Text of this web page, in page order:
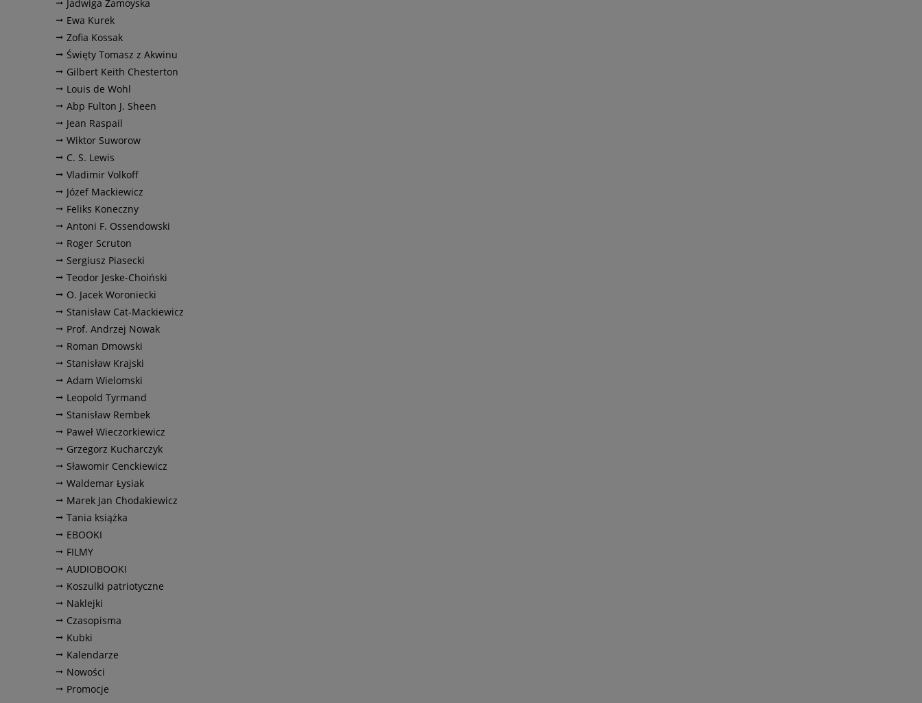
Jadwiga Zamoyska
Ewa Kurek
Zofia Kossak
Święty Tomasz z Akwinu
Gilbert Keith Chesterton
Louis de Wohl
Abp Fulton J. Sheen
Jean Raspail
Wiktor Suworow
C. S. Lewis
Vladimir Volkoff
Józef Mackiewicz
Feliks Koneczny
Antoni F. Ossendowski
Roger Scruton
Sergiusz Piasecki
Teodor Jeske-Choiński
O. Jacek Woroniecki
Stanisław Cat-Mackiewicz
Prof. Andrzej Nowak
Roman Dmowski
Stanisław Krajski
Adam Wielomski
Leopold Tyrmand
Stanisław Rembek
Paweł Wieczorkiewicz
Grzegorz Kucharczyk
Sławomir Cenckiewicz
Waldemar Łysiak
Marek Jan Chodakiewicz
Tania książka
EBOOKI
FILMY
AUDIOBOOKI
Koszulki patriotyczne
Naklejki
Czasopisma
Kubki
Kalendarze
Nowości
Promocje